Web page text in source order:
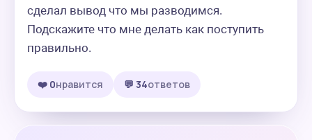
сделал вывод что мы разводимся.
Подскажите что мне делать как поступить
правильно.
❤️ 0нравится 💬 34ответов